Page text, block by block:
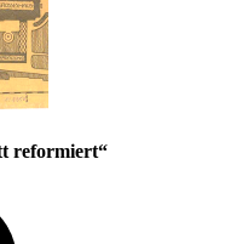
reformiert“